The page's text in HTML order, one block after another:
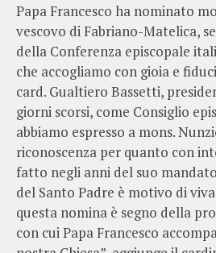
Papa Francesco ha nominato
vescovo di Fabriano-Matelica,
della Conferenza episcopale
che accogliamo con gioia e
card. Gualtiero Bassetti,
giorni scorsi, come Consiglio
abbiamo espresso a mons.
riconoscenza per quanto con
fatto negli anni del suo
del Santo Padre è motivo di
questa nomina è segno della
con cui Papa Francesco